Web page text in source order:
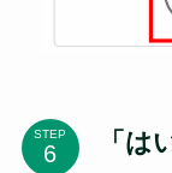
STEP
「は